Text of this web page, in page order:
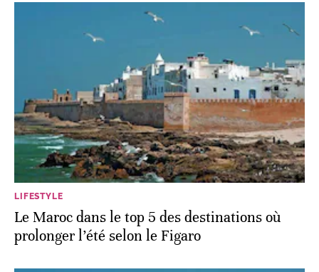
LIFESTYLE
Le Maroc dans le top 5 des destinations où
prolonger l’été selon le Figaro